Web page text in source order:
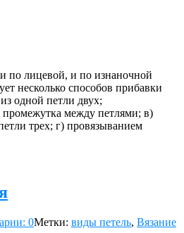
по лицевой, и по изнаночной
несколько способов прибавки
одной петли двух;
между петлями; в)
трех; г) провязыванием
0Метки: виды петель, Вязание